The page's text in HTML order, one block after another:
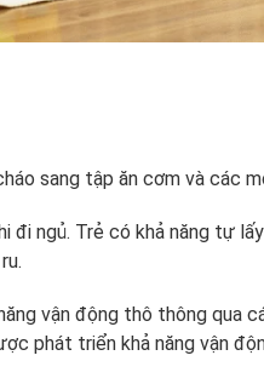
sang tập ăn cơm và các
đi ngủ. Trẻ có khả năng tự
vận động thô thông qua
phát triển khả năng vận